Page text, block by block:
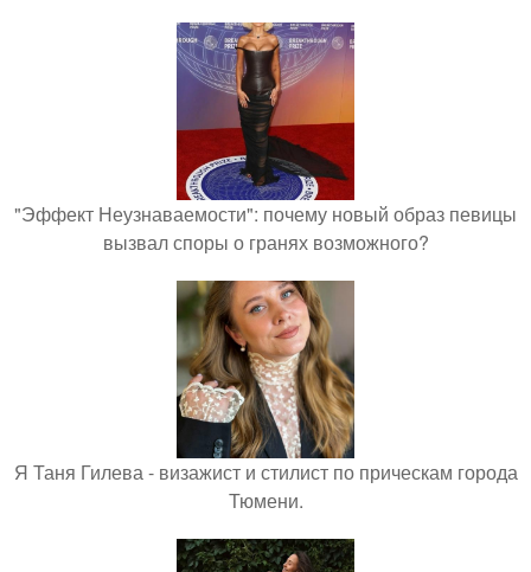
"Эффект Неузнаваемости": почему новый образ певицы
вызвал споры о гранях возможного?
Я Таня Гилева - визажист и стилист по прическам города
Тюмени.